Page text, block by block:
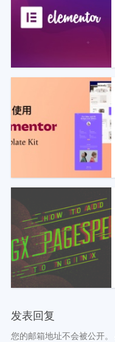
发表回复
您的邮箱地址不会被公开。